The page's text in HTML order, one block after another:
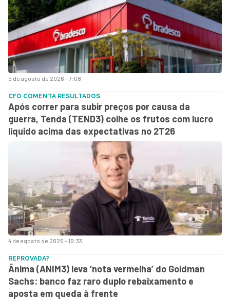
5 de agosto de 2026 - 7:08
4 de agosto de 2026 - 19:33
CFO COMENTA RESULTADOS
Após correr para subir preços por causa da
guerra, Tenda (TEND3) colhe os frutos com lucro
líquido acima das expectativas no 2T26
REPROVADA?
Ânima (ANIM3) leva ‘nota vermelha’ do Goldman
Sachs: banco faz raro duplo rebaixamento e
aposta em queda à frente